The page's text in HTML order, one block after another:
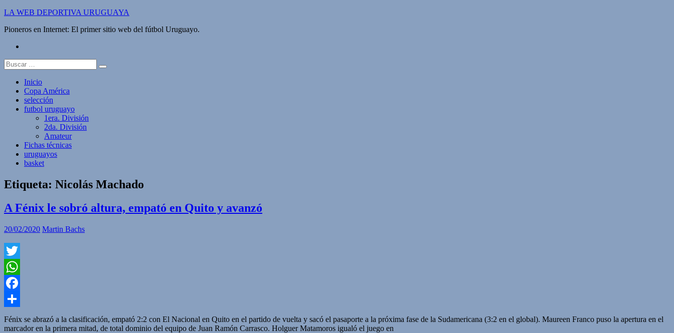
Saltar
contenido
LA WEB DEPORTIVA URUGUAYA
Pioneros en Internet: El primer sitio web del fútbol Uruguayo.
Buscar:
Inicio
Copa América
selección
futbol uruguayo
1era. División
2da. División
Amateur
Fichas técnicas
uruguayos
basket
Etiqueta: Nicolás Machado
A Fénix le sobró altura, empató en Quito y avanzó
20/02/2020 Martin Bachs
Twitter
WhatsApp
Facebook
Compartir
Fénix se abrazó a la clasificación, empató 2:2 con El Nacional en Quito en el partido de vuelta y sacó el pasaporte a la próxima fase de la Sudamericana (3:2 en el global). Maureen Franco puso la apertura en el
marcador en la primera mitad, de total dominio del equipo de Juan Ramón Carrasco. Holguer Matamoros igualó el juego en